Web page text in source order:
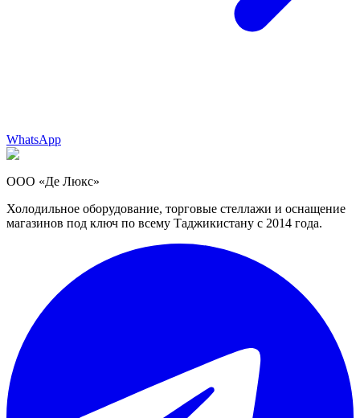
WhatsApp
ООО «Де Люкс»
Холодильное оборудование, торговые стеллажи и оснащение
магазинов под ключ по всему Таджикистану с 2014 года.